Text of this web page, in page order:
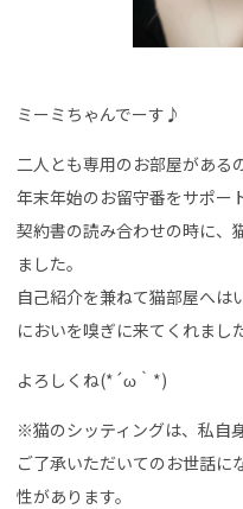
ミーミちゃんでーす♪
二人とも専用のお部屋がある
年末年始のお留守番をサポー
契約書の読み合わせの時に、
ました。
自己紹介を兼ねて猫部屋へは
においを嗅ぎに来てくれまし
よろしくね(*´ω｀*)
※猫のシッティングは、私自
ご了承いただいてのお世話に
性があります。